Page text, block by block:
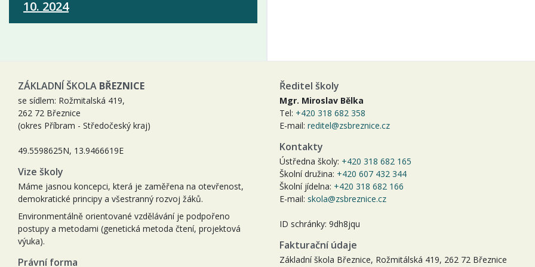
10. 2024
ZÁKLADNÍ ŠKOLA BŘEZNICE
se sídlem: Rožmitalská 419,
262 72 Březnice
(okres Příbram - Středočeský kraj)
49.5598625N, 13.9466619E
Vize školy
Máme jasnou koncepci, která je zaměřena na otevřenost,
demokratické principy a všestranný rozvoj žáků.
Environmentálně orientované vzdělávání je podpořeno
postupy a metodami (genetická metoda čtení, projektová
výuka).
Právní forma
Ředitel školy
Mgr. Miroslav Bělka
Tel: +420 318 682 358
E-mail: reditel@zsbreznice.cz
Kontakty
Ústředna školy: +420 318 682 165
Školní družina: +420 607 432 344
Školní jídelna: +420 318 682 166
E-mail: skola@zsbreznice.cz
ID schránky: 9dh8jqu
Fakturační údaje
Základní škola Březnice, Rožmitálská 419, 262 72 Březnice